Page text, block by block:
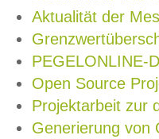
Aktualität der
PEGELONLINE-
Open Source
Projektarbeit zur
Generierung von